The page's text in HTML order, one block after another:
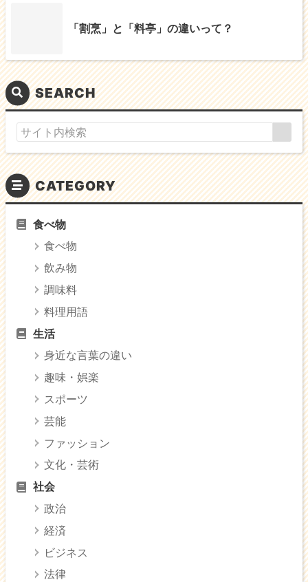
「割烹」と「料亭」の違いって？
SEARCH
CATEGORY
食べ物
食べ物
飲み物
調味料
料理用語
生活
身近な言葉の違い
趣味・娯楽
スポーツ
芸能
ファッション
文化・芸術
社会
政治
経済
ビジネス
法律